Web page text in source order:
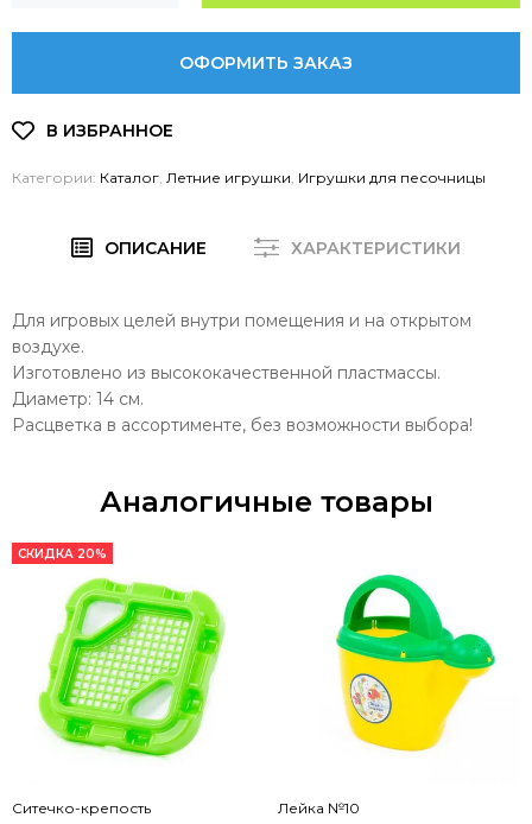
ОФОРМИТЬ ЗАКАЗ
Категории: Каталог Летние игрушки Игрушки для песочницы
ОПИСАНИЕ ХАРАКТЕРИСТИКИ
Для игровых целей внутри помещения и на открытом
воздухе.
Изготовлено из высококачественной пластмассы.
Диаметр: 14 см.
Расцветка в ассортименте, без возможности выбора!
Аналогичные товары
СКИДКА 20%
Ситечко-крепость Лейка №10